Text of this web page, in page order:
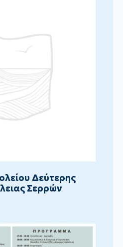
Δεύτερης
Σερρών